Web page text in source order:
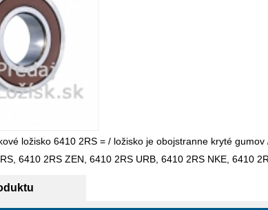
ložisko 6410 2RS = / ložisko je obojstranne kryté gumov
6410 2RS ZEN, 6410 2RS URB, 6410 2RS NKE, 6410